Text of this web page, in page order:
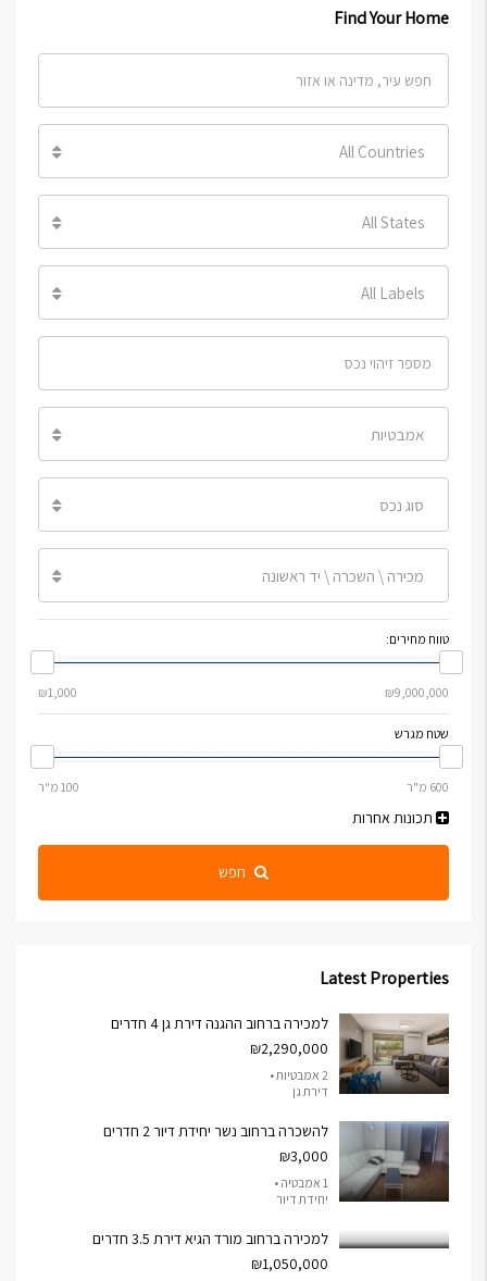
Find Your Home
All Countries
All States
All Labels
אמבטיות
סוג נכס
מכירה \ השכרה \ יד ראשונה
טווח מחירים:
שטח מגרש
תכונות אחרות
חפש
Latest Properties
למכירה ברחוב ההגנה דירת גן 4 חדרים
₪2,290,000
2 אמבטיות •
דירת גן
להשכרה ברחוב נשר יחידת דיור 2 חדרים
₪3,000
1 אמבטיה •
יחידת דיור
למכירה ברחוב מורד הגיא דירת 3.5 חדרים
₪1,050,000